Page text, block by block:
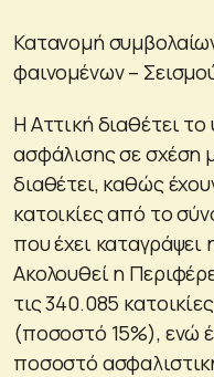
Κατανομή
φαινομένων –
Η Αττική διαθέτει
ασφάλισης σε σχέση
διαθέτει, καθώς
κατοικίες από το
που έχει
Ακολουθεί η
τις 340.085
(ποσοστό 15%), ενώ
ποσοστό